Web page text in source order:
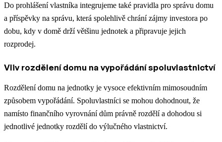
Do prohlášení vlastníka integrujeme také pravidla pro správu domu
a příspěvky na správu, která spolehlivě chrání zájmy investora po
dobu, kdy v domě drží většinu jednotek a připravuje jejich
rozprodej.
Vliv rozdělení domu na vypořádání spoluvlastnictví
Rozdělení domu na jednotky je vysoce efektivním mimosoudním
způsobem vypořádání. Spoluvlastníci se mohou dohodnout, že
namísto finančního vyrovnání dům právně rozdělí a dohodou si
jednotlivé jednotky rozdělí do výlučného vlastnictví.